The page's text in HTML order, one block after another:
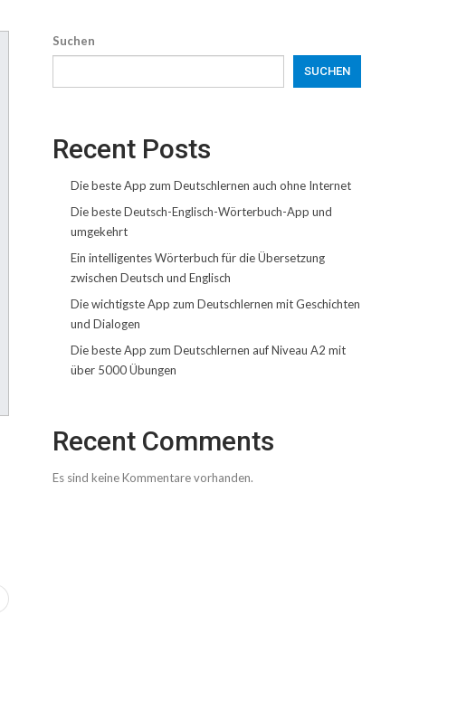
Suchen
SUCHEN
Recent Posts
Die beste App zum Deutschlernen auch ohne Internet
Die beste Deutsch-Englisch-Wörterbuch-App und
umgekehrt
Ein intelligentes Wörterbuch für die Übersetzung
zwischen Deutsch und Englisch
Die wichtigste App zum Deutschlernen mit Geschichten
und Dialogen
Die beste App zum Deutschlernen auf Niveau A2 mit
über 5000 Übungen
Recent Comments
Es sind keine Kommentare vorhanden.